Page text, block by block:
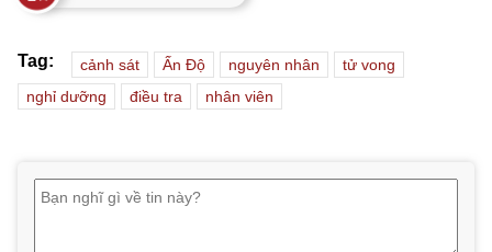
Tag: cảnh sát Ấn Độ nguyên nhân
tử vong
nghỉ dưỡng
điều tra nhân viên